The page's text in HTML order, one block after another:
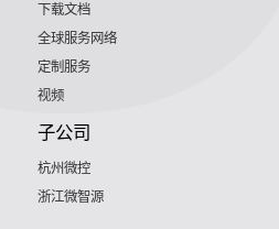
下载文档
全球服务网络
定制服务
视频
子公司
杭州微控
浙江微智源